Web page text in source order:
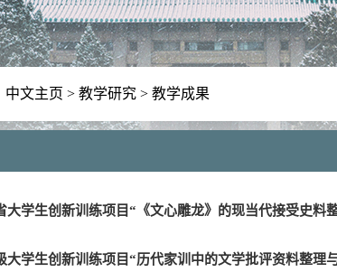
中文主页 > 教学研究 > 教学成果
大学生创新训练项目“《文心雕龙》的现当代接受史料
大学生创新训练项目“历代家训中的文学批评资料整理